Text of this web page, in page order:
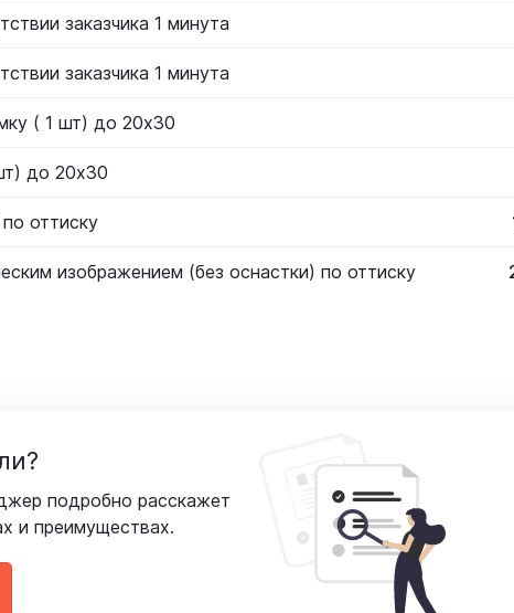
заказчика 1 минута
заказчика 1 минута
( 1 шт) до 20х30
до 20х30
оттиску
изображением (без оснастки) по оттиску
подробно расскажет
и преимуществах.